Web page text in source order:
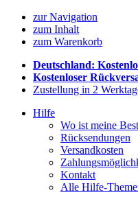
zur Navigation
zum Inhalt
zum Warenkorb
Deutschland:
Kostenloser
Zustellung in 2
Hilfe
Wo ist meine
Rücksendungen
Versandkosten
Kontakt
Alle Hilfe-